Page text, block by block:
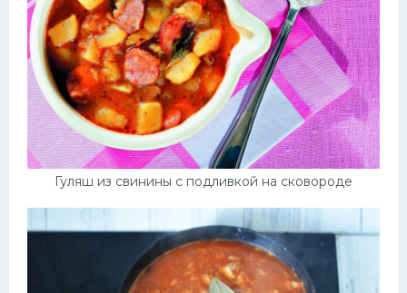
Гуляш из свинины с подливкой на сковороде